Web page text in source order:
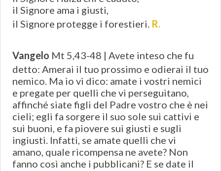
il Signore ama i giusti,
il Signore protegge i forestieri. R.
Vangelo Mt 5,43-48 | Avete inteso che fu
detto: Amerai il tuo prossimo e odierai il tuo
nemico. Ma io vi dico: amate i vostri nemici
e pregate per quelli che vi perseguitano,
affinché siate figli del Padre vostro che è nei
cieli; egli fa sorgere il suo sole sui cattivi e
sui buoni, e fa piovere sui giusti e sugli
ingiusti. Infatti, se amate quelli che vi
amano, quale ricompensa ne avete? Non
fanno così anche i pubblicani? E se date il